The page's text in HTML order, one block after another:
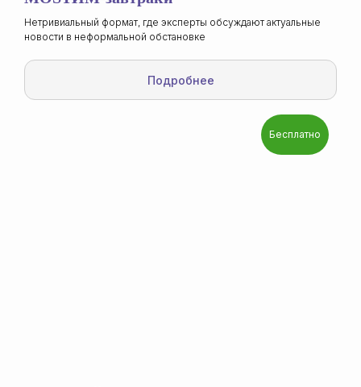
Нетривиальный формат, где эксперты обсуждают актуальные
новости в неформальной обстановке
Подробнее
Бесплатно